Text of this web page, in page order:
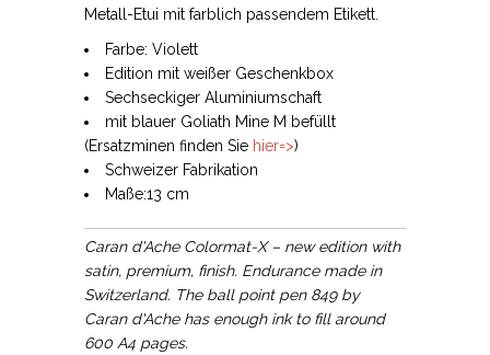
Metall-Etui mit farblich passendem Etikett.
Farbe: Violett
Edition mit weißer Geschenkbox
Sechseckiger Aluminiumschaft
mit blauer Goliath Mine M befüllt
(Ersatzminen finden Sie hier=>)
Schweizer Fabrikation
Maße:13 cm
Caran d'Ache Colormat-X – new edition with
satin, premium, finish. Endurance made in
Switzerland. The ball point pen 849 by
Caran d'Ache has enough ink to fill around
600 A4 pages.